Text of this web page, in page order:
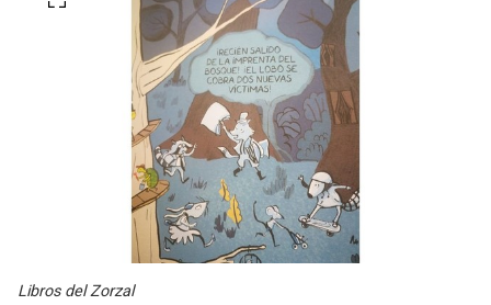
Libros del Zorzal